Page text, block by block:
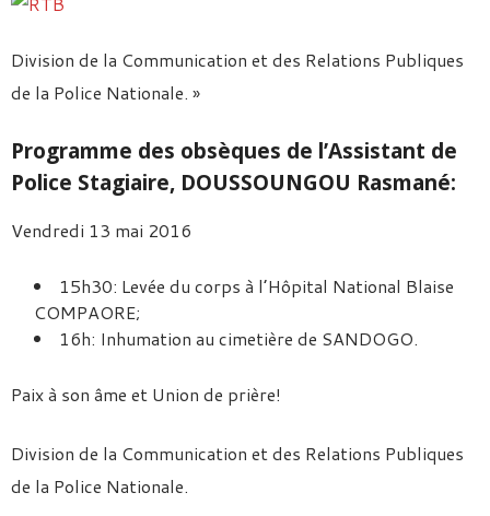
Division de la Communication et des Relations Publiques
de la Police Nationale. »
Programme des obsèques de l’Assistant de
Police Stagiaire, DOUSSOUNGOU Rasmané:
Vendredi 13 mai 2016
15h30: Levée du corps à l’Hôpital National Blaise
COMPAORE;
16h: Inhumation au cimetière de SANDOGO.
Paix à son âme et Union de prière!
Division de la Communication et des Relations Publiques
de la Police Nationale.